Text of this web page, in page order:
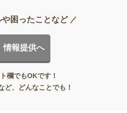
や困ったことなど
情報提供へ
欄でもOKです！
ど、どんなことでも！